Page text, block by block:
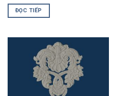
ĐỌC TIẾP